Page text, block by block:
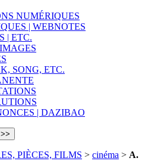
NUMÉRIQUES
| WEBNOTES
| ETC.
SONG, ETC.
| DAZIBAO
PIÈCES, FILMS > cinéma > A.